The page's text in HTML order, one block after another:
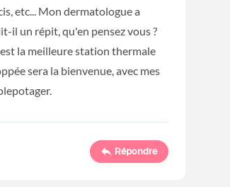
etc... Mon dermatologue a
il un répit, qu'en pensez vous ?
la meilleure station thermale
sera la bienvenue, avec mes
Répondre